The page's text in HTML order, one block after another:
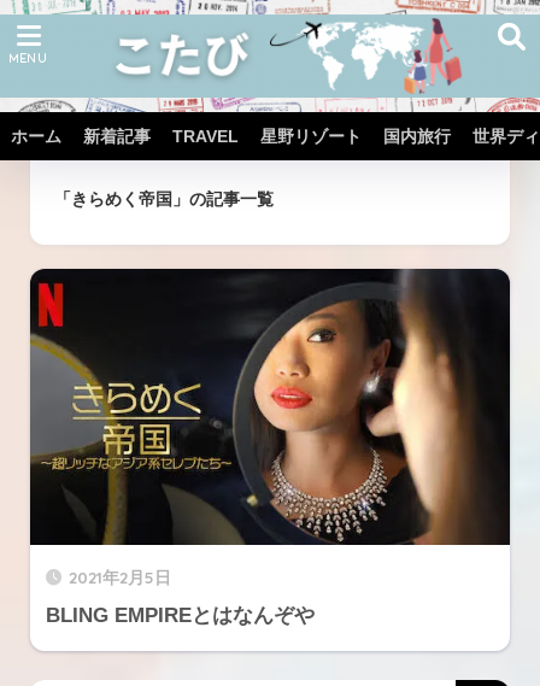
ホーム 新着記事 TRAVEL 星野リゾート 国内旅行 世界デ
ホーム タグ
「きらめく帝国」の記事一覧
2021年2月5日
BLING EMPIREとはなんぞや